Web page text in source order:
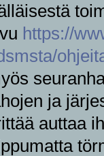
https://
ja
auttaa